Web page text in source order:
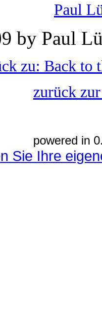
Paul
by Paul
zu: Back to
zurück
powered in
Sie Ihre